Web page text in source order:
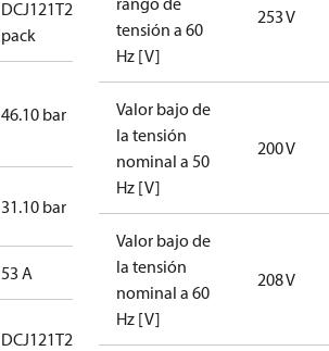
DCJ121T2LC8/Industrial
pack
46.10 bar
31.10 bar
53 A
DCJ121T2LC8
tensión a 60
Hz [V]
253 V
Valor bajo de
la tensión
nominal a 50
Hz [V]
200 V
Valor bajo de
la tensión
nominal a 60
Hz [V]
208 V